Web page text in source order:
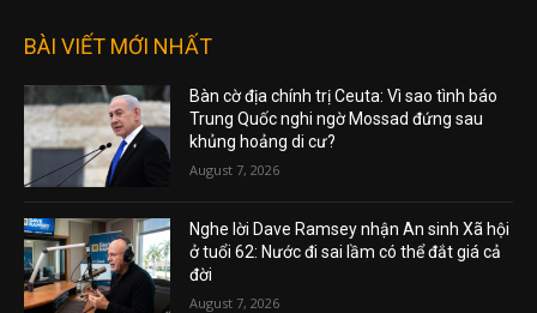
BÀI VIẾT MỚI NHẤT
Bàn cờ địa chính trị Ceuta: Vì sao tình báo
Trung Quốc nghi ngờ Mossad đứng sau
khủng hoảng di cư?
August 7, 2026
Nghe lời Dave Ramsey nhận An sinh Xã hội
ở tuổi 62: Nước đi sai lầm có thể đắt giá cả
đời
August 7, 2026